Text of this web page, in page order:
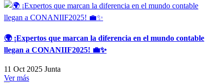
🌍 ¡Expertos que marcan la diferencia en el mundo contable
llegan a CONANIIF2025! 💼✨
11 Oct 2025 Junta
Ver más